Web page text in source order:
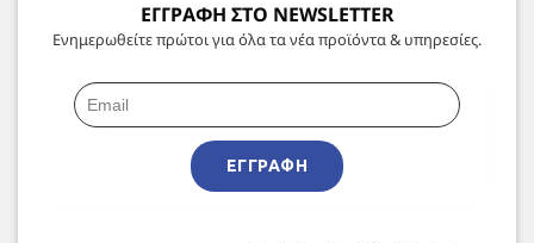
ΕΓΓΡΑΦΗ ΣΤΟ NEWSLETTER
Ενημερωθείτε πρώτοι για όλα τα νέα προϊόντα & υπηρεσίες.
ΕΓΓΡΑΦΉ